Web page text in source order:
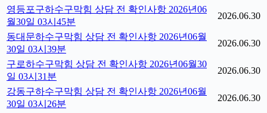
영등포구하수구막힘 상담 전 확인사항 2026년06
월30일 03시45분
2026.06.30
동대문하수구막힘 상담 전 확인사항 2026년06월
30일 03시39분
2026.06.30
구로하수구막힘 상담 전 확인사항 2026년06월30
일 03시31분
2026.06.30
강동구하수구막힘 상담 전 확인사항 2026년06월
30일 03시26분
2026.06.30